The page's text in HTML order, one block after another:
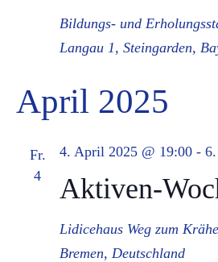
Bildungs- und
Langau 1, Steingarden,
April 2025
Fr.
4
Aktiven-
4. April 2025 @ 19:00-
Lidicehaus Weg zum
Bremen, Deutschland